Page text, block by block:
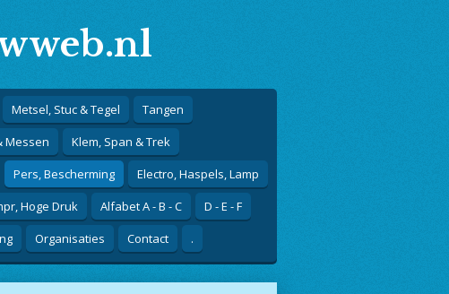
Metsel, Stuc & Tegel
Tangen
Messen
Klem, Span & Trek
Pers, Bescherming
Electro, Haspels, Lamp
Hoge Druk Alfabet A - B - C
D - E - F
Organisaties Contact .